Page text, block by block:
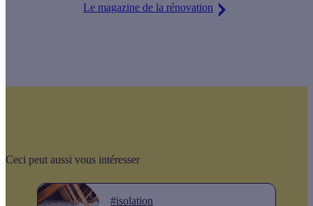
Le magazine de la rénovation
Ceci peut aussi vous intéresser
#isolation